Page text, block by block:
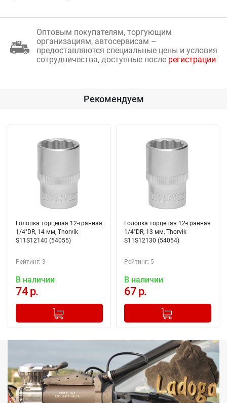
Оптовым покупателям, торгующим
организациям, автосервисам –
предоставляются специальные цены и условия
сотрудничества, доступные после регистрации
Рекомендуем
Головка торцевая 12-гранная
1/4"DR, 14 мм, Thorvik
S11S12140 (54055)
Рейтинг: 3
В наличии
74 р.
+
Добавлено в корзину
Головка торцевая 12-гранная
1/4"DR, 13 мм, Thorvik
S11S12130 (54054)
Рейтинг: 5
В наличии
67 р.
+
Добавлено в корзину